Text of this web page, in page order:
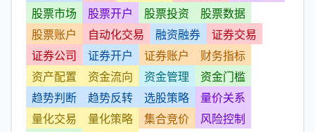
股票市场
股票开户 股票投资
股票数据
股票账户
自动化交易 融资融券
证券交易
证券公司
证券开户 证券账户
财务指标
资产配置
资金流向 资金管理
资金门槛
趋势判断
趋势反转 选股策略
量价关系
量化交易
量化策略 集合竞价
风险控制